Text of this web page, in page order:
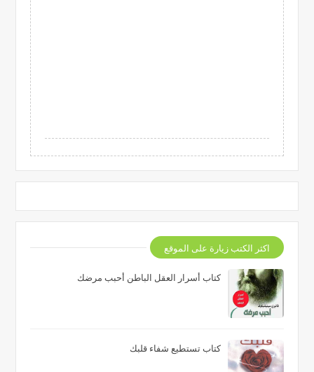
اكثر الكتب زيارة على الموقع
كتاب أسرار العقل الباطن أحبب مرضك
كتاب تستطيع شفاء قلبك